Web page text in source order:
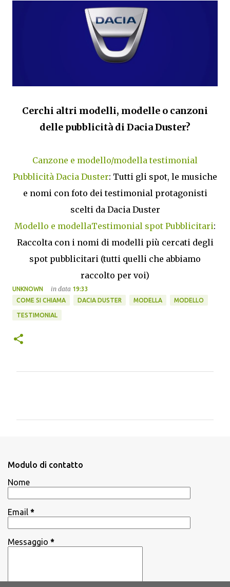
Cerchi altri modelli, modelle o canzoni
delle pubblicità di Dacia Duster?
Canzone e modello/modella testimonial
Pubblicità Dacia Duster: Tutti gli spot, le musiche
e nomi con foto dei testimonial protagonisti
scelti da Dacia Duster
Modello e modellaTestimonial spot Pubblicitari:
Raccolta con i nomi di modelli più cercati degli
spot pubblicitari (tutti quelli che abbiamo
raccolto per voi)
UNKNOWN in data 19:33
COME SI CHIAMA
DACIA DUSTER MODELLA MODELLO
TESTIMONIAL
i
Modulo di contatto
Nome
Email *
Messaggio *